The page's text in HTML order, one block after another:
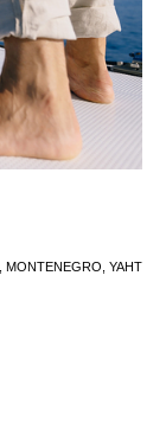
MONTENEGRO, YAHT